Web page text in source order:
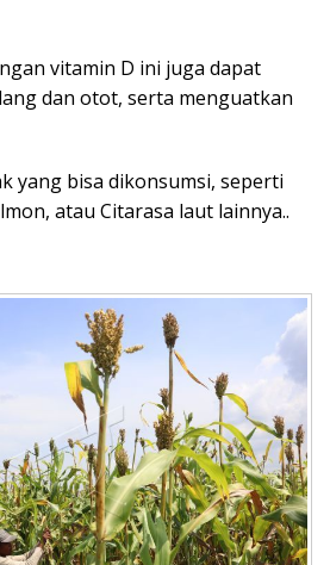
vitamin D ini juga dapat
dan otot, serta menguatkan
yang bisa dikonsumsi, seperti
atau Citarasa laut lainnya..